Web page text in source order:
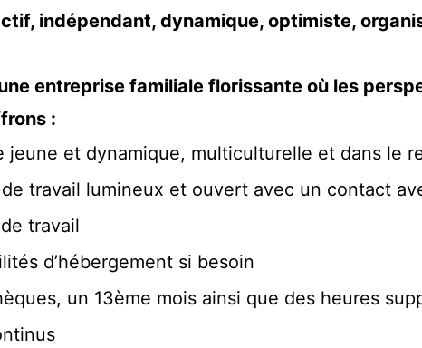
indépendant, dynamique, optimiste,
entreprise familiale florissante où les
:
jeune et dynamique, multiculturelle et dans le
travail lumineux et ouvert avec un contact
travail
d’hébergement si besoin
un 13ème mois ainsi que des heures